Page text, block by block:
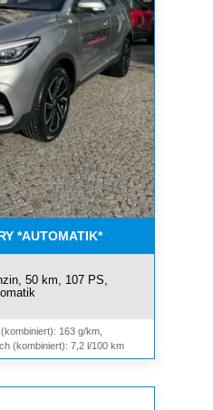
*AUTOMATIK*
50 km, 107 PS,
163 g/km,
(kombiniert): 7,2 l/100 km